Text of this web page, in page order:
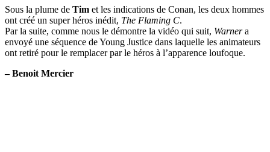
Sous la plume de Tim et les indications de Conan, les deux hommes
ont créé un super héros inédit, The Flaming C.
Par la suite, comme nous le démontre la vidéo qui suit, Warnera
envoyé une séquence de Young Justice dans laquelle les animateurs
ont retiré pour le remplacer par le héros à l’apparence loufoque.
– Benoit Mercier